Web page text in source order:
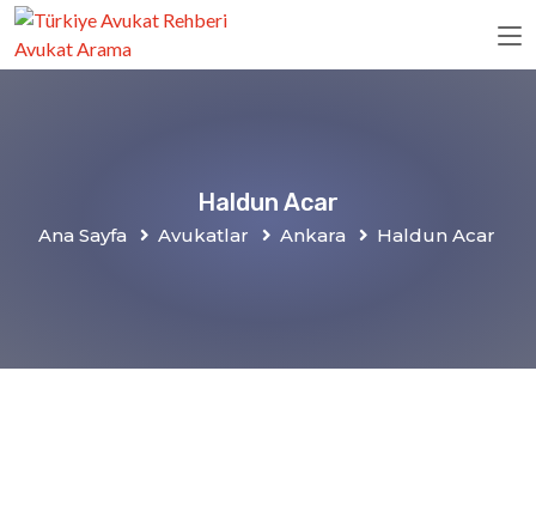
Haldun Acar
Ana Sayfa Avukatlar Ankara Haldun Acar